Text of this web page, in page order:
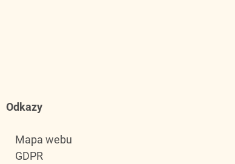
Odkazy
Mapa webu
GDPR